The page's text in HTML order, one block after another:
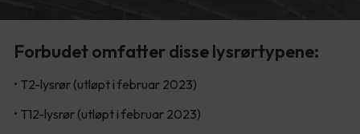
Forbudet omfatter disse lysrørtypene:
• T2-lysrør (utløpt i februar 2023)
• T12-lysrør (utløpt i februar 2023)